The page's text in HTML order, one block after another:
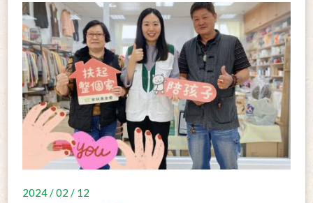
2024 / 02 / 12